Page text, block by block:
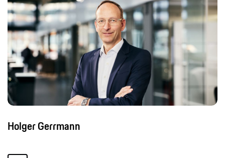
Holger Gerrmann